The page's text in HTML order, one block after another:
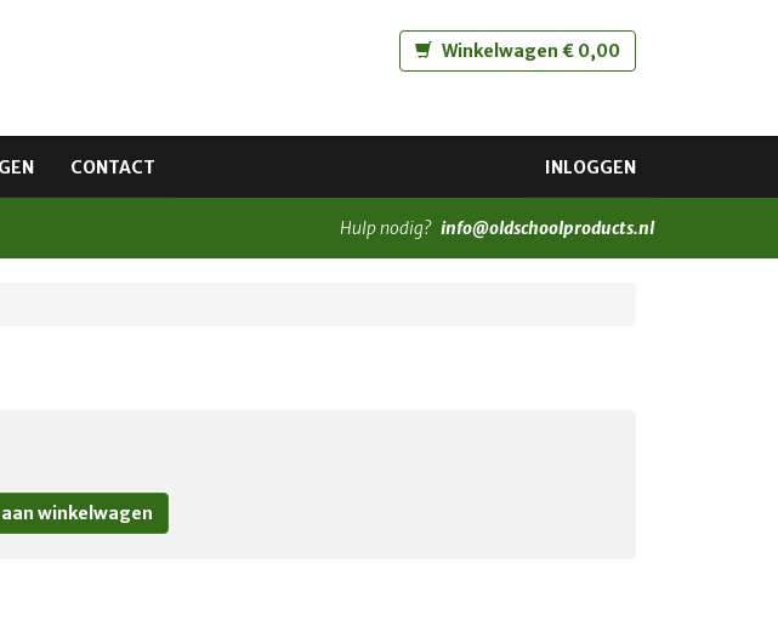
Winkelwagen € 0,00
CONTACT INLOGGEN
Hulp nodig? info@oldschoolproducts.nl